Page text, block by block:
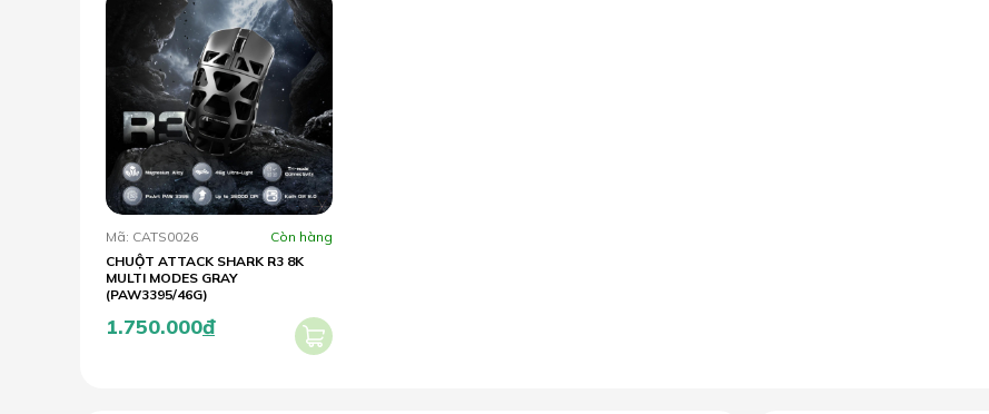
Mã: CATS0026
Còn hàng
CHUỘT ATTACK SHARK R3 8K
MULTI MODES GRAY
(PAW3395/46G)
1.750.000đ